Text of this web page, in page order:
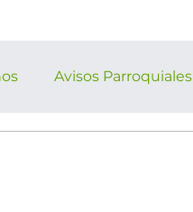
Avisos Parroquiales